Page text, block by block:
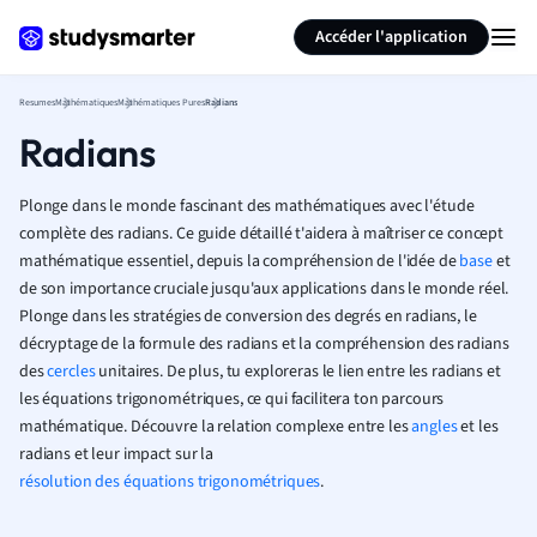
Accéder l'application
ResumesMathématiquesMathématiques PuresRadians
Radians
Plonge dans le monde fascinant des mathématiques avec l'étude
complète des radians. Ce guide détaillé t'aidera à maîtriser ce concept
mathématique essentiel, depuis la compréhension de l'idée debaseet
de son importance cruciale jusqu'aux applications dans le monde réel.
Plonge dans les stratégies de conversion des degrés en radians, le
décryptage de la formule des radians et la compréhension des radians
descerclesunitaires. De plus, tu exploreras le lien entre les radians et
les équations trigonométriques, ce qui facilitera ton parcours
mathématique. Découvre la relation complexe entre lesangleset les
radians et leur impact sur la
résolution des équations trigonométriques.
Résumer la page